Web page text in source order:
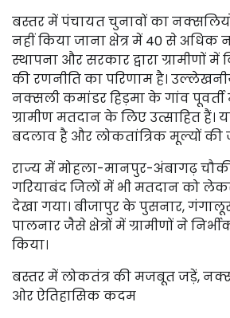
बस्तर में पंचायत चुनावों का नक्सलियों
नहीं किया जाना क्षेत्र में 40 से अधिक
स्थापना और सरकार द्वारा ग्रामीणों
की रणनीति का परिणाम है।
नक्सली कमांडर हिड़मा के गांव पूवर्ती
ग्रामीण मतदान के लिए उत्साहित हैं।
बदलाव है और लोकतांत्रिक मूल्यों की
राज्य में मोहला-मानपुर-अंबागढ़
गरियाबंद जिलों में भी मतदान को
देखा गया। बीजापुर के पुसनार, गंगालूर,
पालनार जैसे क्षेत्रों में ग्रामीणों ने
किया।
बस्तर में लोकतंत्र की मजबूत जड़ें,
ओर ऐतिहासिक कदम